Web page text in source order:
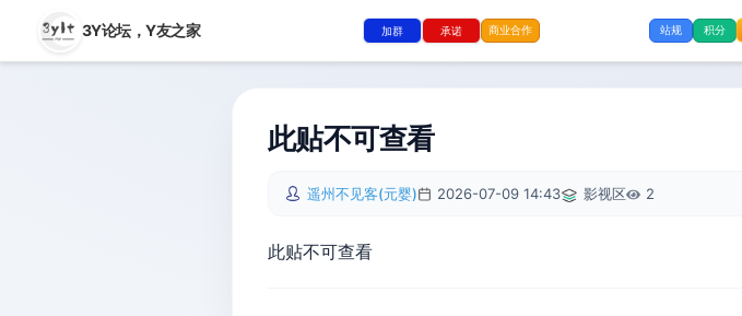
3Y论坛，Y友之家 加群 承诺 商业合作 站规 积分
此贴不可查看
遥州不见客(元婴) 2026-07-09 14:43 影视区 2
此贴不可查看